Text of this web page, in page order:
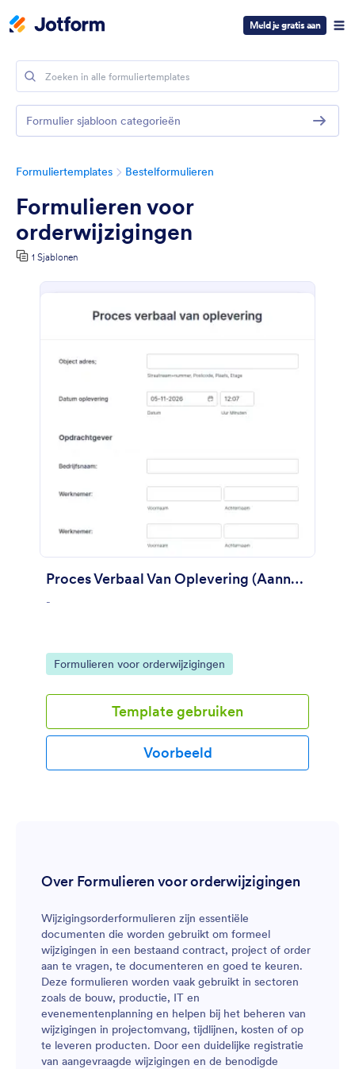
Meld je gratis aan
Formuliertemplates Bestelformulieren
Formulieren voor
orderwijzigingen
1 Sjablonen
Proces Verbaal Van Oplevering (Aannemer)
-
Go to Category:
Formulieren voor orderwijzigingen
Template gebruiken
Voorbeeld
Over Formulieren voor orderwijzigingen
Wijzigingsorderformulieren zijn essentiële
documenten die worden gebruikt om formeel
wijzigingen in een bestaand contract, project of order
aan te vragen, te documenteren en goed te keuren.
Deze formulieren worden vaak gebruikt in sectoren
zoals de bouw, productie, IT en
evenementenplanning en helpen bij het beheren van
wijzigingen in projectomvang, tijdlijnen, kosten of op
te leveren producten. Door een duidelijke registratie
van aangevraagde wijzigingen en de benodigde
Formulier sjabloon categorieën